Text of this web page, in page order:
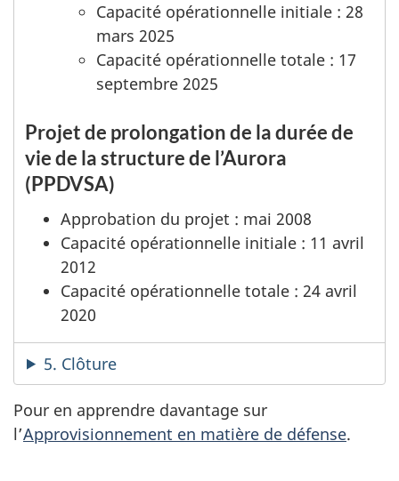
Capacité opérationnelle initiale : 28
mars 2025
Capacité opérationnelle totale : 17
septembre 2025
Projet de prolongation de la durée de
vie de la structure de l’Aurora
(PPDVSA)
Approbation du projet : mai 2008
Capacité opérationnelle initiale : 11 avril
2012
Capacité opérationnelle totale : 24 avril
2020
5. Clôture
Pour en apprendre davantage sur
l’Approvisionnement en matière de défense.